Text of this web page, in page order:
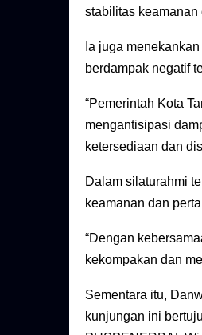
stabilitas keamanan
Ia juga
berdampak negatif
“Pemerintah Kota
mengantisipasi
ketersediaan dan
Dalam silaturahmi
keamanan dan
“Dengan
kekompakan dan
Sementara itu,
kunjungan ini